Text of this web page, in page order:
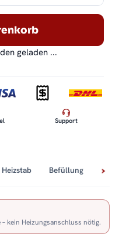
geladen ...
Support
Heizstab Befüllung
kein Heizungsanschluss nötig.